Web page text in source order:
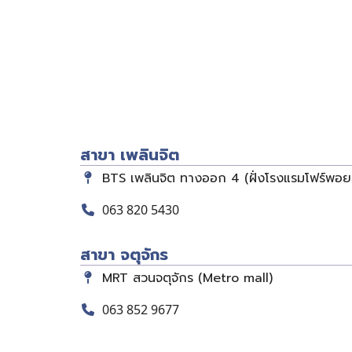
สาขา เพลินจิต
BTS เพลินจิต ทางออก 4 (ฝั่งโรงแรมโฟร์พอ
063 820 5430
สาขา จตุจักร
MRT สวนจตุจักร (Metro mall)
063 852 9677